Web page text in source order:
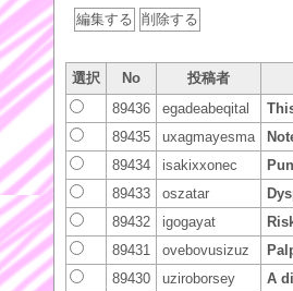
選択 No 投稿者
89436
egadeabeqital
89435
uxagmayesma
89434
isakixxonec
89433
oszatar
89432
igogayat
89431
ovebovusizuz
89430
uziroborsey
A